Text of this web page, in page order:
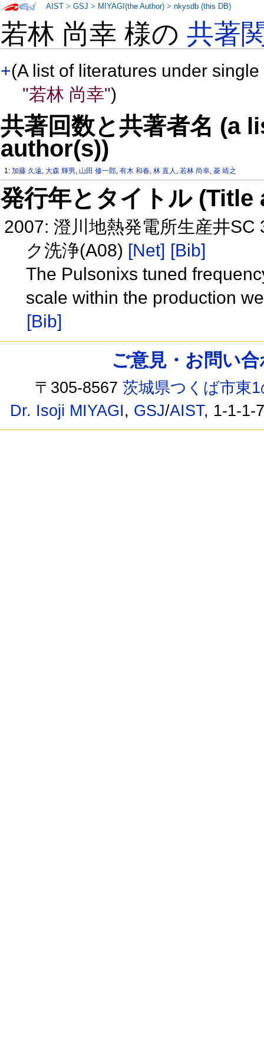
若林 尚幸 様の共著
+(A list of literatures under
"若林 尚幸")
共著回数と共著者名 (a
author(s))
1:加藤 久遠,大森 輝男, 山田 修一郎,有木 和春,林 直人 ,若林 尚幸,菱 靖之
発行年とタイトル
2007: 澄川地熱発電所生産井
ク洗浄(A08) [Net] [Bib]
The Pulsonixs tuned
scale within the production
[Bib]
AIST >GSJ > MIYAGI(the Author) >nkysdb (this DB)
ご意見・お問い
〒305-8567茨城県つくば市東
Dr. Isoji MIYAGI, GSJ/AIST, 1-1-1-